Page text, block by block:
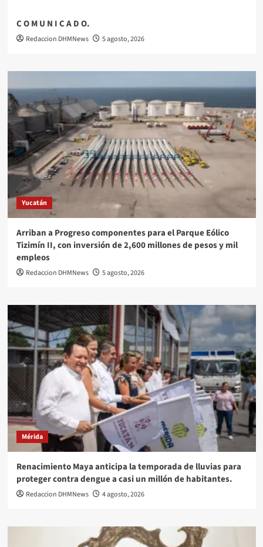
C O M U N I C A D O.
Redaccion DHMNews 5 agosto, 2026
Yucatán
Arriban a Progreso componentes para el Parque Eólico
Tizimín II, con inversión de 2,600 millones de pesos y mil
empleos
Redaccion DHMNews 5 agosto, 2026
Mérida
Renacimiento Maya anticipa la temporada de lluvias para
proteger contra dengue a casi un millón de habitantes.
Redaccion DHMNews 4 agosto, 2026